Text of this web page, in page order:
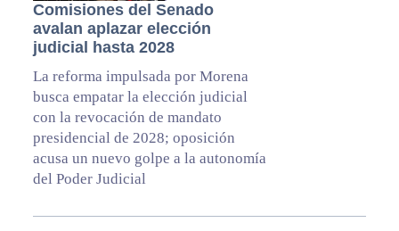
Comisiones del Senado
avalan aplazar elección
judicial hasta 2028
La reforma impulsada por Morena
busca empatar la elección judicial
con la revocación de mandato
presidencial de 2028; oposición
acusa un nuevo golpe a la autonomía
del Poder Judicial